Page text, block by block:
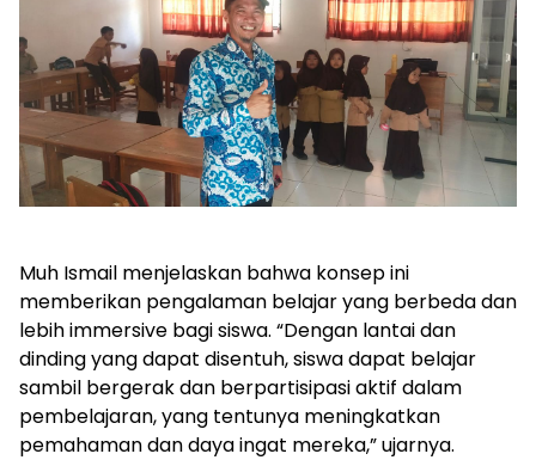
Muh Ismail menjelaskan bahwa konsep ini
memberikan pengalaman belajar yang berbeda dan
lebih immersive bagi siswa. “Dengan lantai dan
dinding yang dapat disentuh, siswa dapat belajar
sambil bergerak dan berpartisipasi aktif dalam
pembelajaran, yang tentunya meningkatkan
pemahaman dan daya ingat mereka,” ujarnya.